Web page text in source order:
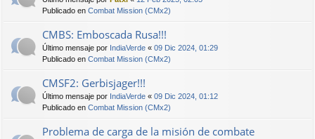
Publicado en Combat Mission (CMx2)
CMBS: Emboscada Rusa!!!
Último mensaje por IndiaVerde « 09 Dic 2024, 01:29
Publicado en Combat Mission (CMx2)
CMSF2: Gerbisjager!!!
Último mensaje por IndiaVerde « 09 Dic 2024, 01:12
Publicado en Combat Mission (CMx2)
Problema de carga de la misión de combate